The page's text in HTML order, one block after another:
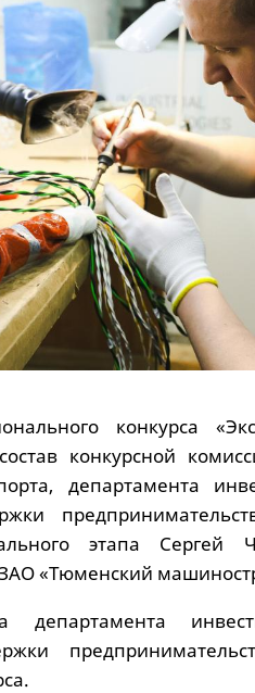
конкурса
конкурсной
департамента
этапа
«Тюменский
департамента